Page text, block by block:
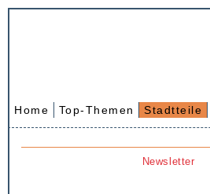
Home Top-Themen Stadtteile
Newsletter